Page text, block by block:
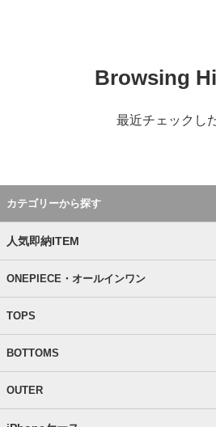
Browsing
最近チェックし
カテゴリーから探す
人気即納ITEM
ONEPIECE・オールインワン
TOPS
BOTTOMS
OUTER